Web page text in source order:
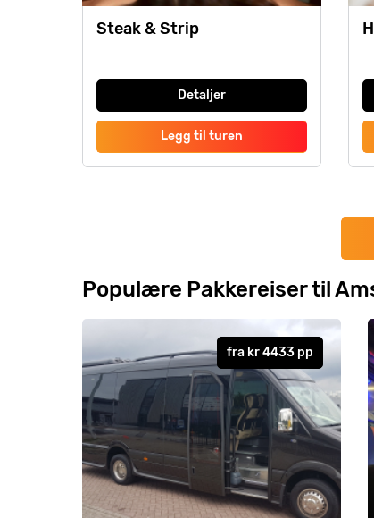
Steak & Strip
Detaljer
Legg til turen
Populære Pakkereiser til
fra kr 4433 pp